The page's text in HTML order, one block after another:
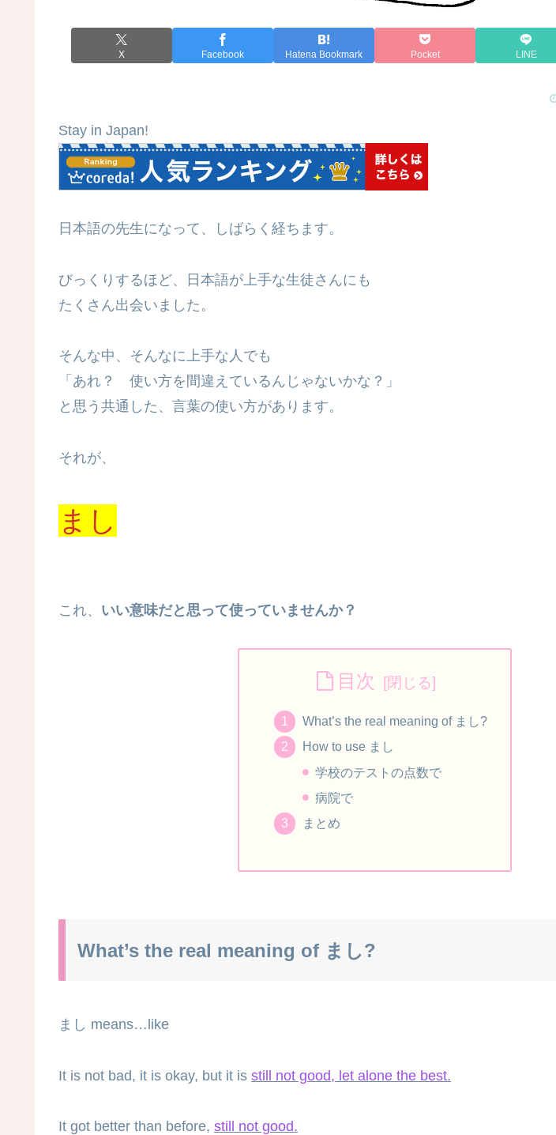
X Facebook Hatena Bookmark Pocket LINE
Stay in Japan!
日本語の先生になって、しばらく経ちます。
びっくりするほど、日本語が上手な生徒さんにも
たくさん出会いました。
そんな中、そんなに上手な人でも
「あれ？ 使い方を間違えているんじゃないかな？」
と思う共通した、言葉の使い方があります。
それが、
まし
これ、 いい意味だと思って使っていませんか？
目次
What’s the real meaning of まし?
How to use まし
学校のテストの点数で
病院で
まとめ
What’s the real meaning of まし?
まし means…like
It is not bad, it is okay, but it is still not good, let alone the best.
It got better than before, still not good.